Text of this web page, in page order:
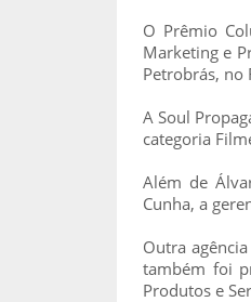
O Prêmio
Marketing e
Petrobrás, no
A Soul
categoria
Além de
Cunha, a
Outra
também foi
Produtos e